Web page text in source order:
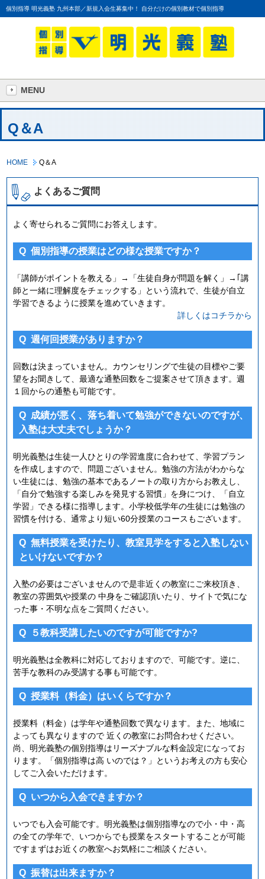
個別指導 明光義塾 九州本部／新規入会生募集中！ 自分だけの個別教材で個別指導
MENU
Q＆A
HOME Q＆A
よくあるご質問
よく寄せられるご質問にお答えします。
Q 個別指導の授業はどの様な授業ですか？
「講師がポイントを教える」→「生徒自身が問題を解く」→｢講
師と一緒に理解度をチェックする」という流れで、生徒が自立
学習できるように授業を進めていきます。
詳しくはコチラから
Q 週何回授業がありますか？
回数は決まっていません。カウンセリングで生徒の目標やご要
望をお聞きして、最適な通塾回数をご提案させて頂きます。週
１回からの通塾も可能です。
Q 成績が悪く、落ち着いて勉強ができないのですが、
入塾は大丈夫でしょうか？
明光義塾は生徒一人ひとりの学習進度に合わせて、学習プラン
を作成しますので、問題ございません。勉強の方法がわからな
い生徒には、勉強の基本であるノートの取り方からお教えし、
「自分で勉強する楽しみを発見する習慣」を身につけ、「自立
学習」できる様に指導します。小学校低学年の生徒には勉強の
習慣を付ける、通常より短い60分授業のコースもございます。
Q 無料授業を受けたり、教室見学をすると入塾しない
といけないですか？
入塾の必要はございませんので是非近くの教室にご来校頂き、
教室の雰囲気や授業の 中身をご確認頂いたり、サイトで気にな
った事・不明な点をご質問ください。
Q ５教科受講したいのですが可能ですか?
明光義塾は全教科に対応しておりますので、可能です。逆に、
苦手な教科のみ受講する事も可能です。
Q 授業料（料金）はいくらですか？
授業料（料金）は学年や通塾回数で異なります。また、地域に
よっても異なりますので 近くの教室にお問合わせください。
尚、明光義塾の個別指導はリーズナブルな料金設定になってお
ります。「個別指導は高 いのでは？」というお考えの方も安心
してご入会いただけます。
Q いつから入会できますか？
いつでも入会可能です。明光義塾は個別指導なので小・中・高
の全ての学年で、いつからでも授業をスタートすることが可能
ですまずはお近くの教室へお気軽にご相談ください。
Q 振替は出来ますか？